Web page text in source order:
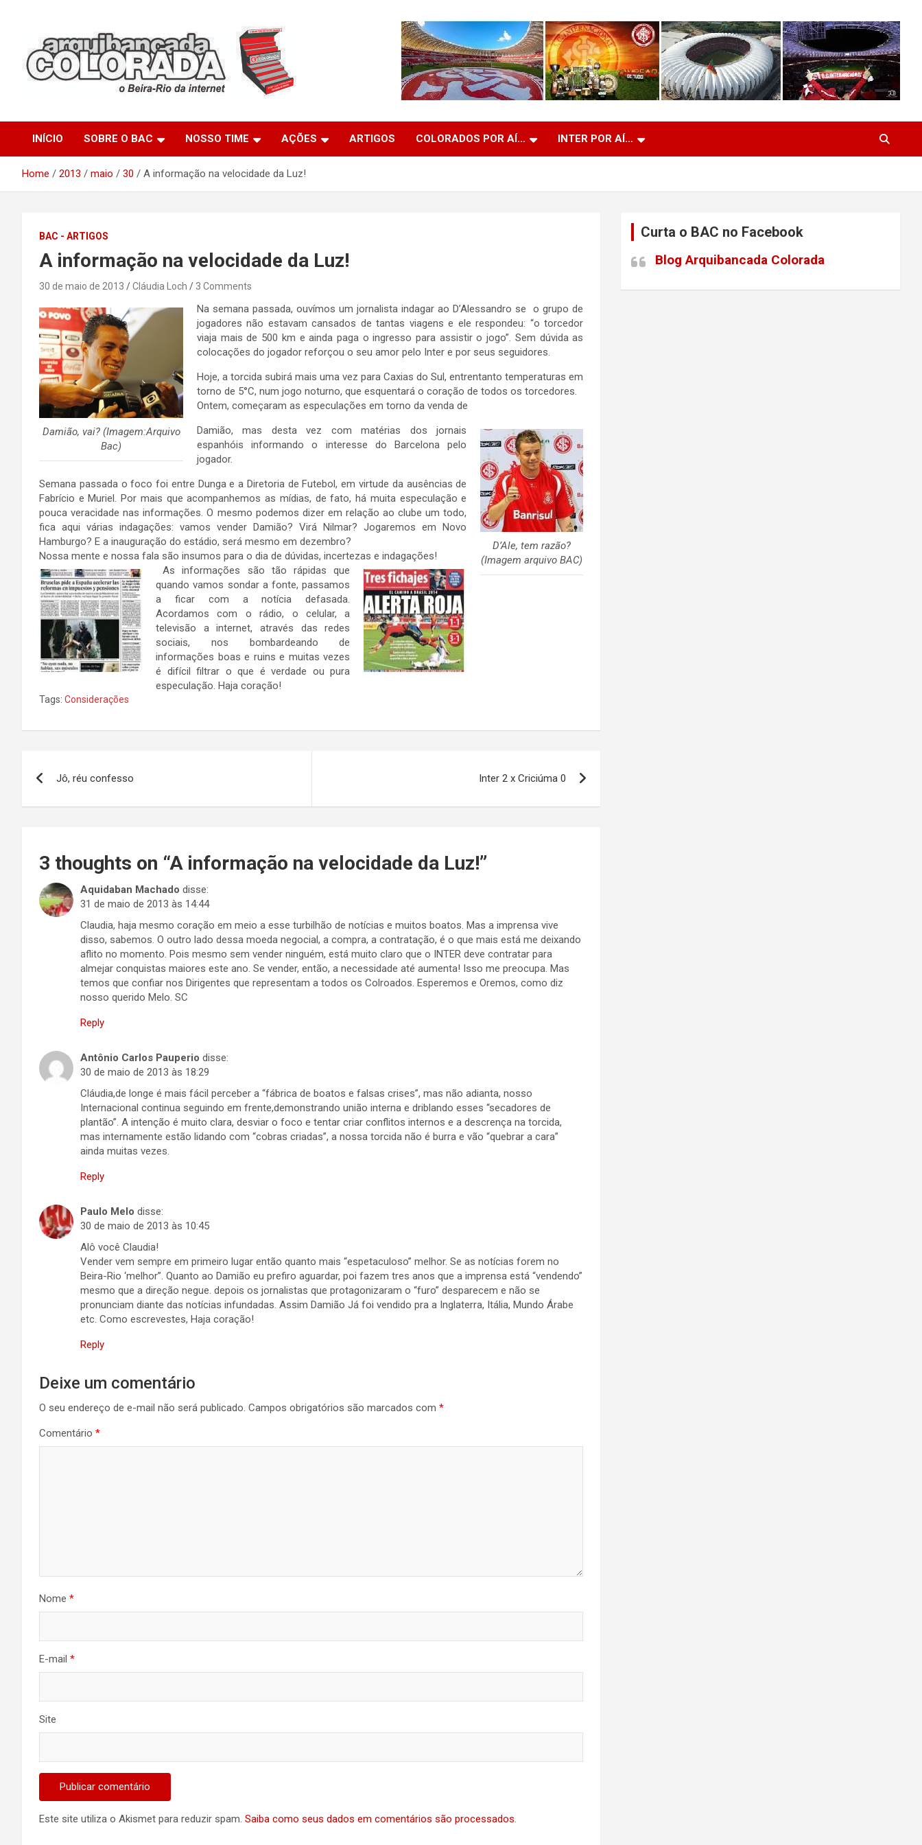
Arquibancada Colorada
INÍCIO SOBRE O BAC NOSSO TIME AÇÕES ARTIGOS COLORADOS POR AÍ… INTER POR AÍ…
Home 2013 maio 30 A informação na velocidade da Luz!
BAC - ARTIGOS
A informação na velocidade da Luz!
30 de maio de 2013 Cláudia Loch 3 Comments
Damião, vai? (Imagem:Arquivo
Bac)
Na semana passada, ouvímos um jornalista indagar ao D’Alessandro se o grupo de
jogadores não estavam cansados de tantas viagens e ele respondeu: “o torcedor
viaja mais de 500 km e ainda paga o ingresso para assistir o jogo”. Sem dúvida as
colocações do jogador reforçou o seu amor pelo Inter e por seus seguidores.
Hoje, a torcida subirá mais uma vez para Caxias do Sul, entrentanto temperaturas em
torno de 5°C, num jogo noturno, que esquentará o coração de todos os torcedores.
Ontem, começaram as especulações em torno da venda de
D’Ale, tem razão?
(Imagem arquivo BAC)
Damião, mas desta vez com matérias dos jornais
espanhóis informando o interesse do Barcelona pelo
jogador.
Semana passada o foco foi entre Dunga e a Diretoria de Futebol, em virtude da ausências de
Fabrício e Muriel. Por mais que acompanhemos as mídias, de fato, há muita especulação e
pouca veracidade nas informações. O mesmo podemos dizer em relação ao clube um todo,
fica aqui várias indagações: vamos vender Damião? Virá Nilmar? Jogaremos em Novo
Hamburgo? E a inauguração do estádio, será mesmo em dezembro?
Nossa mente e nossa fala são insumos para o dia de dúvidas, incertezas e indagações!
As informações são tão rápidas que
quando vamos sondar a fonte, passamos
a ficar com a notícia defasada.
Acordamos com o rádio, o celular, a
televisão a internet, através das redes
sociais, nos bombardeando de
informações boas e ruins e muitas vezes
é difícil filtrar o que é verdade ou pura
especulação. Haja coração!
Tags: Considerações
de
Jô, réu confesso Inter 2 x Criciúma 0
3 thoughts on “A informação na velocidade da Luz!”
Aquidaban Machado disse:
31 de maio de 2013 às 14:44
Claudia, haja mesmo coração em meio a esse turbilhão de notícias e muitos boatos. Mas a imprensa vive
disso, sabemos. O outro lado dessa moeda negocial, a compra, a contratação, é o que mais está me deixando
aflito no momento. Pois mesmo sem vender ninguém, está muito claro que o INTER deve contratar para
almejar conquistas maiores este ano. Se vender, então, a necessidade até aumenta! Isso me preocupa. Mas
temos que confiar nos Dirigentes que representam a todos os Colroados. Esperemos e Oremos, como diz
nosso querido Melo. SC
Reply
Antônio Carlos Pauperio disse:
30 de maio de 2013 às 18:29
Cláudia,de longe é mais fácil perceber a “fábrica de boatos e falsas crises”, mas não adianta, nosso
Internacional continua seguindo em frente,demonstrando união interna e driblando esses “secadores de
plantão”. A intenção é muito clara, desviar o foco e tentar criar conflitos internos e a descrença na torcida,
mas internamente estão lidando com “cobras criadas”, a nossa torcida não é burra e vão “quebrar a cara”
ainda muitas vezes.
Reply
Paulo Melo disse:
30 de maio de 2013 às 10:45
Alô você Claudia!
Vender vem sempre em primeiro lugar então quanto mais “espetaculoso” melhor. Se as notícias forem no
Beira-Rio ‘melhor”. Quanto ao Damião eu prefiro aguardar, poi fazem tres anos que a imprensa está “vendendo”
mesmo que a direção negue. depois os jornalistas que protagonizaram o “furo” desparecem e não se
pronunciam diante das notícias infundadas. Assim Damião Já foi vendido pra a Inglaterra, Itália, Mundo Árabe
etc. Como escrevestes, Haja coração!
Reply
Deixe um comentário
O seu endereço de e-mail não será publicado. Campos obrigatórios são marcados com *
Comentário *
Nome *
E-mail *
Site
Este site utiliza o Akismet para reduzir spam. Saiba como seus dados em comentários são processados.
Curta o BAC no Facebook
Blog Arquibancada Colorada